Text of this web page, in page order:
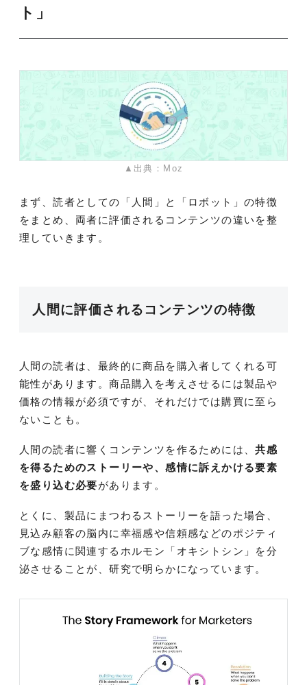
ト」
▲出典：Moz
まず、読者としての「人間」と「ロボット」の特徴
をまとめ、両者に評価されるコンテンツの違いを整
理していきます。
人間に評価されるコンテンツの特徴
人間の読者は、最終的に商品を購入者してくれる可
能性があります。商品購入を考えさせるには製品や
価格の情報が必須ですが、それだけでは購買に至ら
ないことも。
人間の読者に響くコンテンツを作るためには、共感
を得るためのストーリーや、感情に訴えかける要素
を盛り込む必要があります。
とくに、製品にまつわるストーリーを語った場合、
見込み顧客の脳内に幸福感や信頼感などのポジティ
ブな感情に関連するホルモン「オキシトシン」を分
泌させることが、研究で明らかになっています。